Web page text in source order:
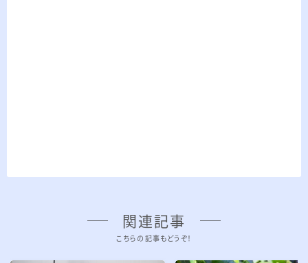
関連記事
こちらの記事もどうぞ！